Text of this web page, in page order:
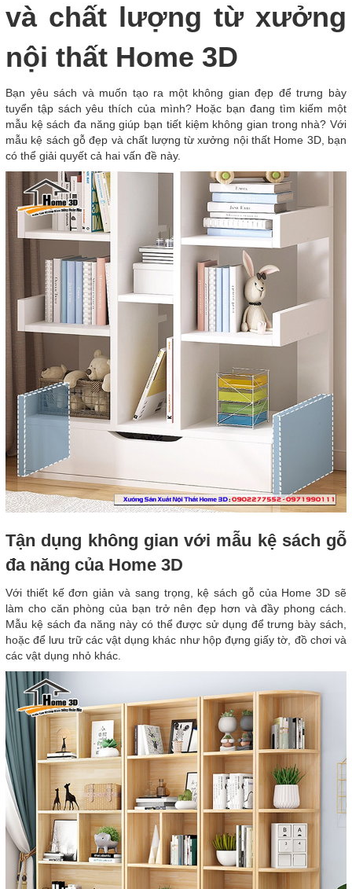
và chất lượng từ xưởng
nội thất Home 3D
Bạn yêu sách và muốn tạo ra một không gian đẹp để trưng bày
tuyển tập sách yêu thích của mình? Hoặc bạn đang tìm kiếm một
mẫu kệ sách đa năng giúp bạn tiết kiệm không gian trong nhà? Với
mẫu kệ sách gỗ đẹp và chất lượng từ xưởng nội thất Home 3D, bạn
có thể giải quyết cả hai vấn đề này.
Tận dụng không gian với mẫu kệ sách gỗ
đa năng của Home 3D
Với thiết kế đơn giản và sang trọng, kệ sách gỗ của Home 3D sẽ
làm cho căn phòng của bạn trở nên đẹp hơn và đầy phong cách.
Mẫu kệ sách đa năng này có thể được sử dụng để trưng bày sách,
hoặc để lưu trữ các vật dụng khác như hộp đựng giấy tờ, đồ chơi và
các vật dụng nhỏ khác.